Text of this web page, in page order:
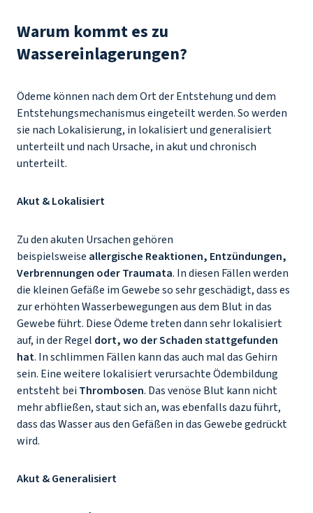
Warum kommt es zu
Wassereinlagerungen?
Ödeme können nach dem Ort der Entstehung und dem
Entstehungsmechanismus eingeteilt werden. So werden
sie nach Lokalisierung, in lokalisiert und generalisiert
unterteilt und nach Ursache, in akut und chronisch
unterteilt.
Akut & Lokalisiert
Zu den akuten Ursachen gehören
beispielsweise allergische Reaktionen, Entzündungen,
Verbrennungen oder Traumata. In diesen Fällen werden
die kleinen Gefäße im Gewebe so sehr geschädigt, dass es
zur erhöhten Wasserbewegungen aus dem Blut in das
Gewebe führt. Diese Ödeme treten dann sehr lokalisiert
auf, in der Regel dort, wo der Schaden stattgefunden
hat. In schlimmen Fällen kann das auch mal das Gehirn
sein. Eine weitere lokalisiert verursachte Ödembildung
entsteht bei Thrombosen. Das venöse Blut kann nicht
mehr abfließen, staut sich an, was ebenfalls dazu führt,
dass das Wasser aus den Gefäßen in das Gewebe gedrückt
wird.
Akut & Generalisiert